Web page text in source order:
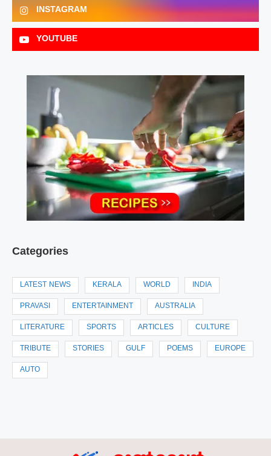
INSTAGRAM
YOUTUBE
Categories
LATEST NEWS KERALA WORLD INDIA
PRAVASI ENTERTAINMENT AUSTRALIA
LITERATURE SPORTS ARTICLES CULTURE
TRIBUTE STORIES GULF POEMS EUROPE
AUTO